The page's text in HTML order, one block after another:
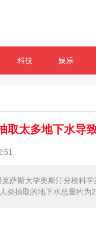
科技 娱乐
取太多地下水导
克萨斯大学奥斯汀分校科
类抽取的地下水总量约为